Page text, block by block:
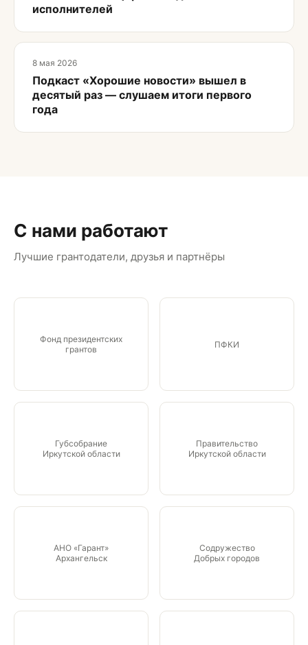
исполнителей
8 мая 2026
Подкаст «Хорошие новости» вышел в
десятый раз — слушаем итоги первого
года
С нами работают
Лучшие грантодатели, друзья и партнёры
Фонд президентских
грантов
ПФКИ
Губсобрание
Иркутской области
Правительство
Иркутской области
АНО «Гарант»
Архангельск
Содружество
Добрых городов